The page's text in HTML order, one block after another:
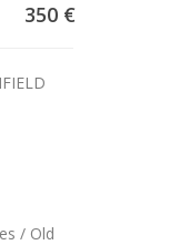
350 €
/ Old